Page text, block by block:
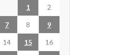
1 2
7 8 9
14 15 16